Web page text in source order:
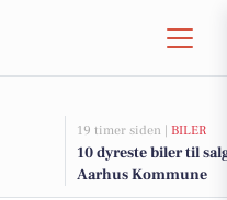
19 timer siden | BILER
10 dyreste biler til
Aarhus Kommune